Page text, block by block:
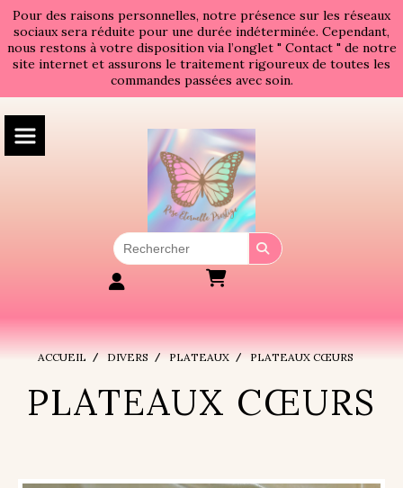
Pour des raisons personnelles, notre présence sur les réseaux
sociaux sera réduite pour une durée indéterminée. Cependant,
nous restons à votre disposition via l’onglet " Contact " de notre
site internet et assurons le traitement rigoureux de toutes les
commandes passées avec soin.
ACCUEIL DIVERS PLATEAUX PLATEAUX CŒURS
PLATEAUX CŒURS